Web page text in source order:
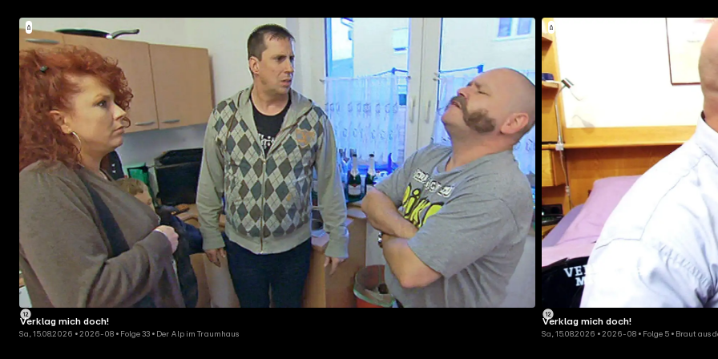
Verklag mich doch!
Sa, 15.08.2026 • 2026-08 • Folge 33 • Der Alp im Traumhaus
Verklag mich doch!
Sa, 15.08.2026 • 2026-08 • Folge 5 • Braut aus